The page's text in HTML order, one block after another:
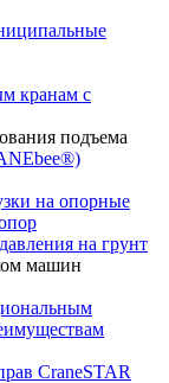
кранам с
подъема
на опорные
на грунт
машин
CraneSTAR